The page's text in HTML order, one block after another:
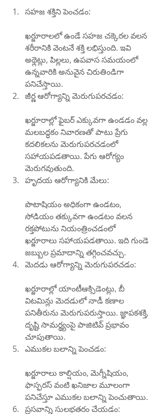
సహజ శక్తిని పెంచడం:
ఖర్జూరాలలో ఉండే సహజ చక్కెరల వలన
శరీరానికి వెంటనే శక్తి లభిస్తుంది. ఇవి
అథ్లెట్లు, పిల్లలు, ఉపవాస సమయంలో
ఉన్నవారికి అనువైన చిరుతిండిగా
పనిచేస్తాయి.
జీర్ణ ఆరోగ్యాన్ని మెరుగుపరచడం:
ఖర్జూరాల్లో ఫైబర్ ఎక్కువగా ఉండడం వల్ల
మలబద్ధకం నివారణతో పాటు ప్రేగు
కదలికలను మెరుగుపరచడంలో
సహాయపడతాయి. పేగు ఆరోగ్యం
మెరుగవుతుంది.
హృదయ ఆరోగ్యానికి మేలు:
పొటాషియం అధికంగా ఉండటం,
సోడియం తక్కువగా ఉండటం వలన
రక్తపోటును నియంత్రించడంలో
ఖర్జూరాలు సహాయపడతాయి. ఇది గుండె
జబ్బుల ప్రమాదాన్ని తగ్గించవచ్చు.
మెదడు ఆరోగ్యాన్ని మెరుగుపరచడం:
ఖర్జూరాల్లో యాంటీఆక్సిడెంట్లు, బీ
విటమిన్లు మెదడులో నాడీ కణాల
పనితీరును మెరుగుపరుస్తాయి. జ్ఞాపకశక్తి,
దృష్టి సామర్థ్యంపై పాజిటివ్ ప్రభావం
చూపుతాయి.
ఎముకల బలాన్ని పెంచడం:
ఖర్జూరాలు కాల్షియం, మెగ్నీషియం,
ఫాస్ఫరస్ వంటి ఖనిజాల మూలంగా
పనిచేస్తూ ఎముకల బలాన్ని పెంచుతాయి.
ప్రసవాన్ని సులభతరం చేయడం: